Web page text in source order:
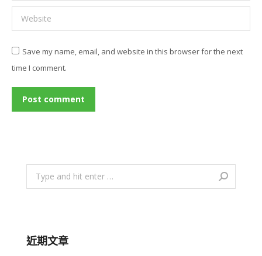
Website
Save my name, email, and website in this browser for the next
time I comment.
Post comment
Search:
近期文章